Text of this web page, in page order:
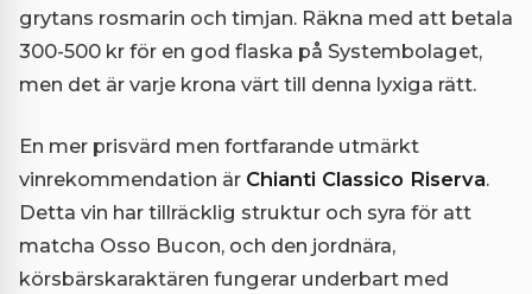
grytans rosmarin och timjan. Räkna med att betala
300-500 kr för en god flaska på Systembolaget,
men det är varje krona värt till denna lyxiga rätt.
En mer prisvärd men fortfarande utmärkt
vinrekommendation är Chianti Classico Riserva.
Detta vin har tillräcklig struktur och syra för att
matcha Osso Bucon, och den jordnära,
körsbärskaraktären fungerar underbart med